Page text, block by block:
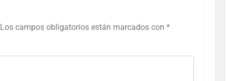
Los campos obligatorios están marcados con *